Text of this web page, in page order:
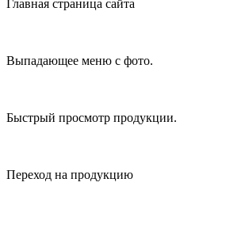
Главная страница сайта
Выпадающее меню с фото.
Быстрый просмотр продукции.
Переход на продукцию